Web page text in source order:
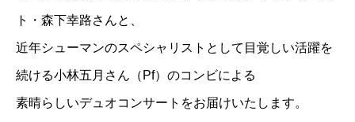
ト・森下幸路さんと、
近年シューマンのスペシャリストとして目覚しい活躍を
続ける小林五月さん（Pf）のコンビによる
素晴らしいデュオコンサートをお届けいたします。